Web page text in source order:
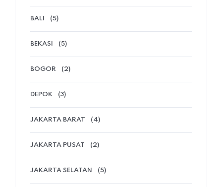
BALI (5)
BEKASI (5)
BOGOR (2)
DEPOK (3)
JAKARTA BARAT (4)
JAKARTA PUSAT (2)
JAKARTA SELATAN (5)